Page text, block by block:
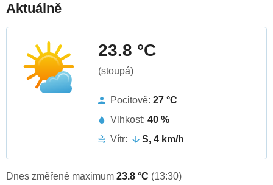
Aktuálně
23.8 °C
(stoupá)
Pocitově: 27 °C
Vlhkost: 40 %
Vítr:
S, 4 km/h
Dnes změřené maximum 23.8 °C (13:30)